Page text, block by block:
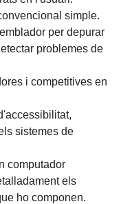
simple.
per depurar
problemes de
i competitives en
sistemes de
computador
els
ho componen.